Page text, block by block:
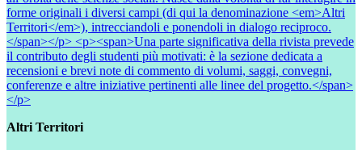
forme originali i diversi campi (di qui la denominazione <em>Altri
Territori</em>), intrecciandoli e ponendoli in dialogo reciproco.
</span></p> <p><span>Una parte significativa della rivista prevede
il contributo degli studenti più motivati: è la sezione dedicata a
recensioni e brevi note di commento di volumi, saggi, convegni,
conferenze e altre iniziative pertinenti alle linee del progetto.</span>
</p>
Altri Territori